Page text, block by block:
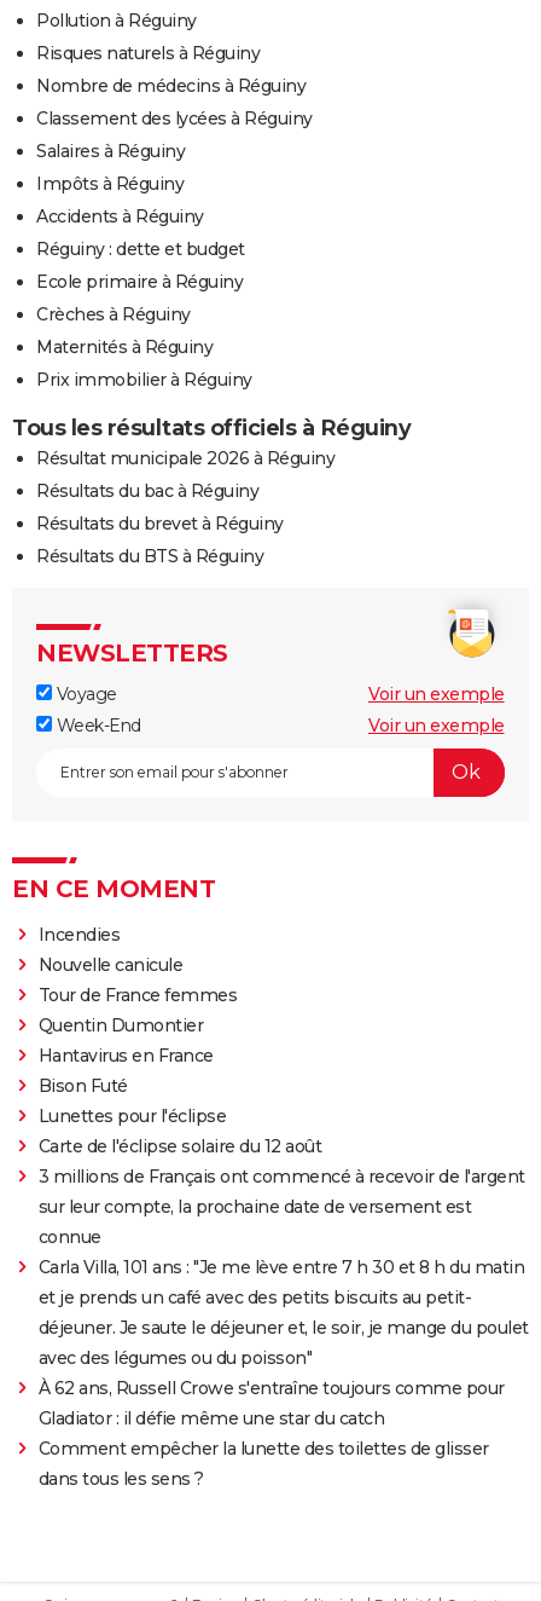
Pollution à Réguiny
Risques naturels à Réguiny
Nombre de médecins à Réguiny
Classement des lycées à Réguiny
Salaires à Réguiny
Impôts à Réguiny
Accidents à Réguiny
Réguiny : dette et budget
Ecole primaire à Réguiny
Crèches à Réguiny
Maternités à Réguiny
Prix immobilier à Réguiny
Tous les résultats officiels à Réguiny
Résultat municipale 2026 à Réguiny
Résultats du bac à Réguiny
Résultats du brevet à Réguiny
Résultats du BTS à Réguiny
NEWSLETTERS
Voyage
Voir un exemple
Week-End
Voir un exemple
EN CE MOMENT
Incendies
Nouvelle canicule
Tour de France femmes
Quentin Dumontier
Hantavirus en France
Bison Futé
Lunettes pour l'éclipse
Carte de l'éclipse solaire du 12 août
3 millions de Français ont commencé à recevoir de l'argent
sur leur compte, la prochaine date de versement est
connue
Carla Villa, 101 ans : "Je me lève entre 7 h 30 et 8 h du matin
et je prends un café avec des petits biscuits au petit-
déjeuner. Je saute le déjeuner et, le soir, je mange du poulet
avec des légumes ou du poisson"
À 62 ans, Russell Crowe s'entraîne toujours comme pour
Gladiator : il défie même une star du catch
Comment empêcher la lunette des toilettes de glisser
dans tous les sens ?